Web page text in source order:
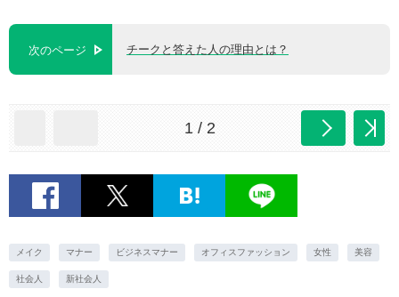
次のページ チークと答えた人の理由とは？
1 / 2
メイク マナー ビジネスマナー オフィスファッション 女性 美容
社会人 新社会人